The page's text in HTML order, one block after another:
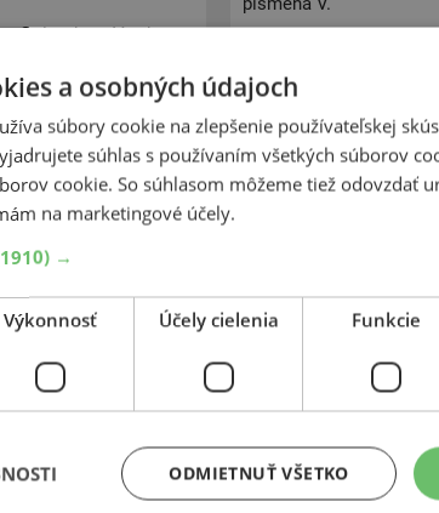
Colombes. V roku
proti
zamestnanec
a ich výrobky
pri zachovaní
pilotujúci beštiálny
Kleber. V roku 1951
bola predstavená
Francúzska
technológie a
trvanlivé a odolné
so zimnou
Kleber začala výrobu
1951 spoločnosť
penetrácii zožala veľmi
Kleberu, vrchol
tak čerpajú pri vývoji z
skvelého pomeru
špeciál rally skupiny B
zaznamenal Kleber
na Motor Show a
René Cotyho, ktorý sa
vývoja. Francúzske
obutie pre osobné,
a osobných údajoch
súbory cookie na zlepšenie používateľskej
súhlas s používaním všetkých súborov
cookie. So súhlasom môžeme tiež odovzdať
na marketingové účely.
→
Výkonnosť Účely cielenia Funkcie
ODMIETNUŤ VŠETKO